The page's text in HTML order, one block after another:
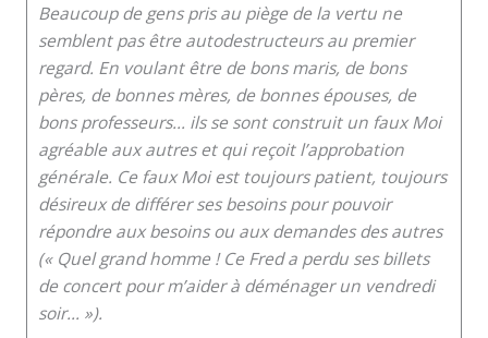
Beaucoup de gens pris au piège de la vertu ne
semblent pas être autodestructeurs au premier
regard. En voulant être de bons maris, de bons
pères, de bonnes mères, de bonnes épouses, de
bons professeurs… ils se sont construit un faux Moi
agréable aux autres et qui reçoit l’approbation
générale. Ce faux Moi est toujours patient, toujours
désireux de différer ses besoins pour pouvoir
répondre aux besoins ou aux demandes des autres
(« Quel grand homme ! Ce Fred a perdu ses billets
de concert pour m’aider à déménager un vendredi
soir… »).